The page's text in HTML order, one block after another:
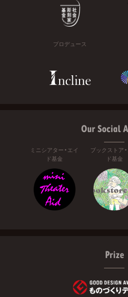
プロデュース
Our Social
ミニシアター・エイ
ド基金
ブックストア
ド基金
Prize